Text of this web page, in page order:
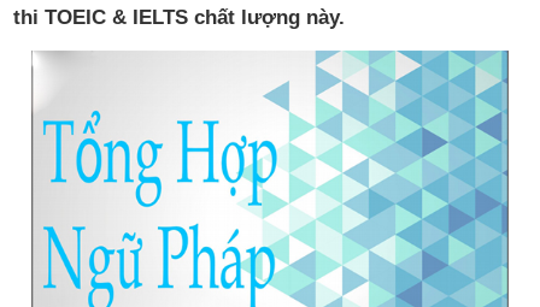
thi TOEIC & IELTS chất lượng này.